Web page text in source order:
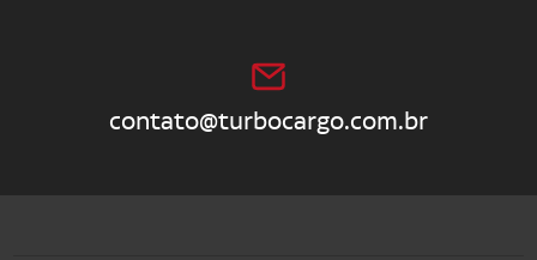
contato@turbocargo.com.br